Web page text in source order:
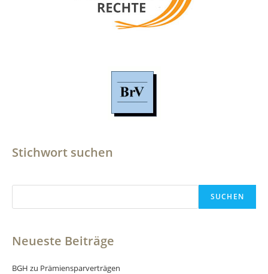
Stichwort suchen
SUCHEN
Neueste Beiträge
BGH zu Prämiensparverträgen